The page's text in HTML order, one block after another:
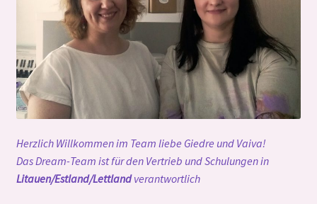
Herzlich Willkommen im Team liebe Giedre und Vaiva!
Das Dream-Team ist für den Vertrieb und Schulungen in
Litauen/Estland/Lettlandverantwortlich